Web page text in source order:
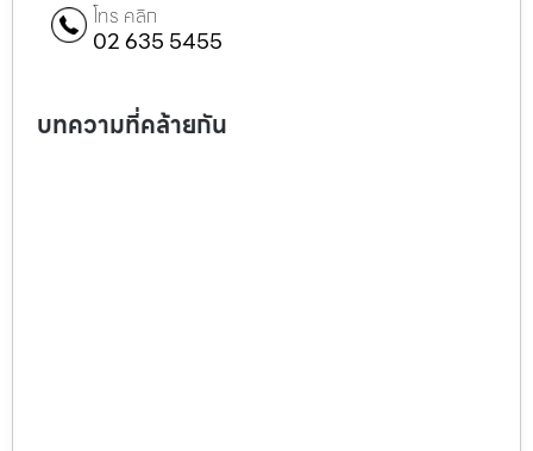
โทร คลิก
02 635 5455
บทความที่คล้ายกัน